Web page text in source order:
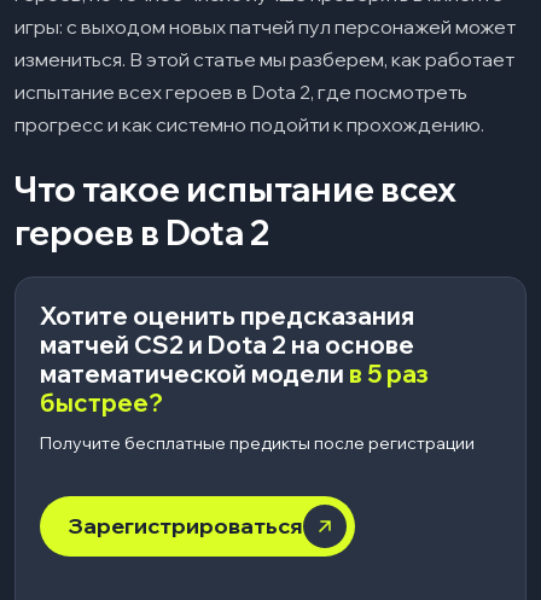
игры: с выходом новых патчей пул персонажей может
измениться. В этой статье мы разберем, как работает
испытание всех героев в Dota 2, где посмотреть
прогресс и как системно подойти к прохождению.
Что такое испытание всех
героев в Dota 2
Хотите оценить предсказания
матчей CS2 и Dota 2 на основе
математической модели в 5 раз
быстрее?
Получите бесплатные предикты после регистрации
Зарегистрироваться